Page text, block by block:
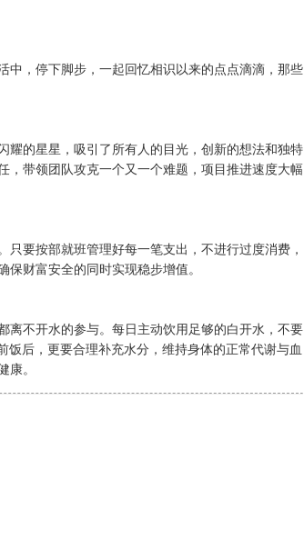
中，停下脚步，一起回忆相识以来的点点滴滴，那些
耀的星星，吸引了所有人的目光，创新的想法和独特
，带领团队攻克一个又一个难题，项目推进速度大幅
要按部就班管理好每一笔支出，不进行过度消费，
财富安全的同时实现稳步增值。
离不开水的参与。每日主动饮用足够的白开水，不要
饭后，更要合理补充水分，维持身体的正常代谢与血
康。